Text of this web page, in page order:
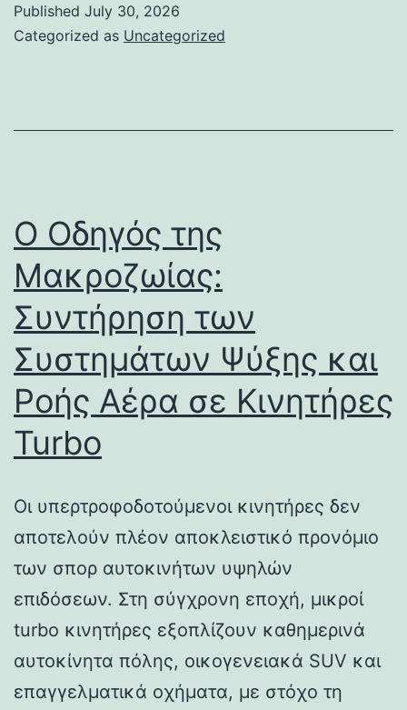
Published July 30, 2026
Categorized as Uncategorized
Ο Οδηγός της
Μακροζωίας:
Συντήρηση των
Συστημάτων Ψύξης και
Ροής Αέρα σε Κινητήρες
Turbo
Οι υπερτροφοδοτούμενοι κινητήρες δεν
αποτελούν πλέον αποκλειστικό προνόμιο
των σπορ αυτοκινήτων υψηλών
επιδόσεων. Στη σύγχρονη εποχή, μικροί
turbo κινητήρες εξοπλίζουν καθημερινά
αυτοκίνητα πόλης, οικογενειακά SUV και
επαγγελματικά οχήματα, με στόχο τη